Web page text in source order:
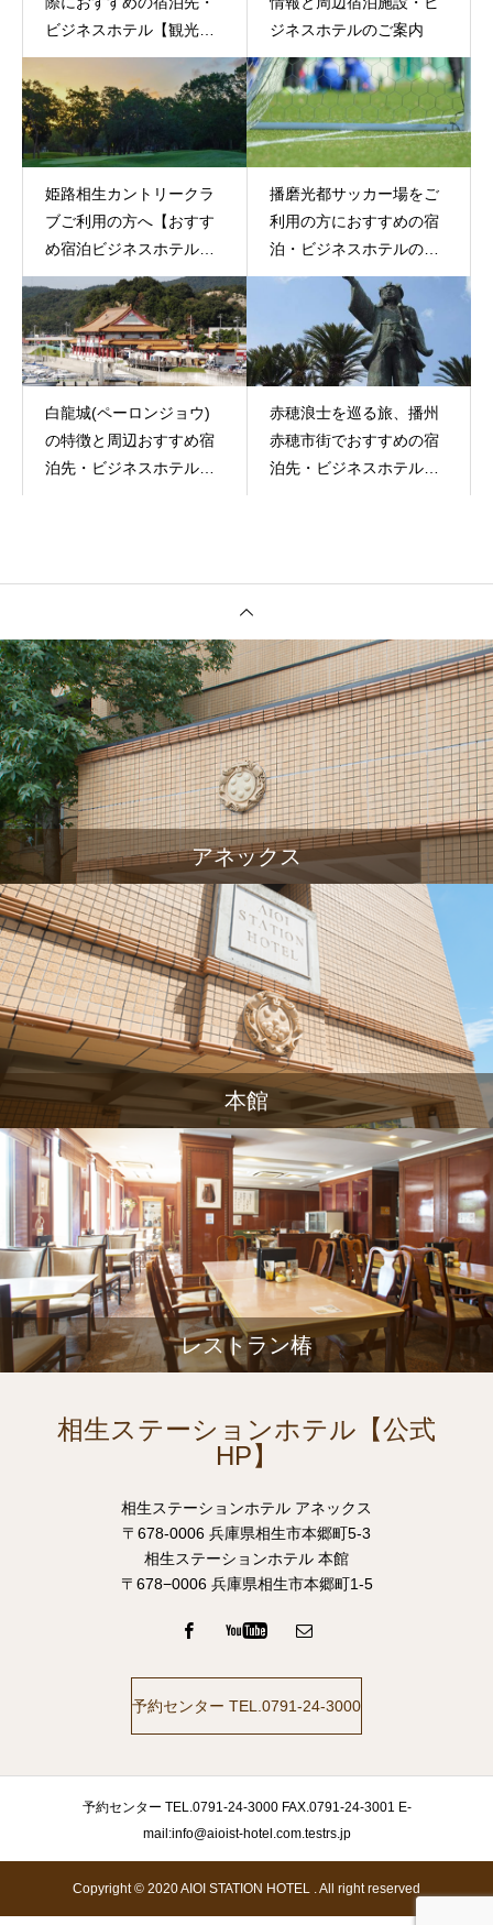
ビジネスホテル【観光情
報もご案内】
ジネスホテルのご案内
姫路相生カントリークラ
ブご利用の方へ【おすす
め宿泊ビジネスホテルの
ご案内】
播磨光都サッカー場をご
利用の方におすすめの宿
泊・ビジネスホテルのご
案内
白龍城(ペーロンジョウ)
の特徴と周辺おすすめ宿
泊先・ビジネスホテル情
赤穂浪士を巡る旅、播州
赤穂市街でおすすめの宿
泊先・ビジネスホテル情
アネックス
本館
レストラン椿
相生ステーションホテル【公式
HP】
相生ステーションホテル アネックス
〒678-0006 兵庫県相生市本郷町5-3
相生ステーションホテル 本館
〒678−0006 兵庫県相生市本郷町1-5
予約センター TEL.0791-24-3000
予約センター TEL.0791-24-3000 FAX.0791-24-3001 E-
mail:info@aioist-hotel.com.testrs.jp
Copyright © 2020 AIOI STATION HOTEL . All right reserved